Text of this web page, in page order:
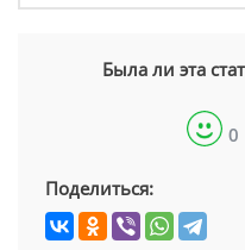
Была ли эта
0
Поделиться: